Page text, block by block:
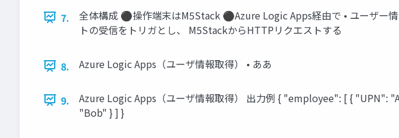
7.
全体構成 ⚫操作端末はM5Stack ⚫Azure Logic Apps経由で • ユーザー
トの受信をトリガとし、 M5StackからHTTPリクエストする
8. Azure Logic Apps（ユーザ情報取得） • ああ
9.
Azure Logic Apps（ユーザ情報取得） 出力例 { "employee": [ {
"Bob" } ] }